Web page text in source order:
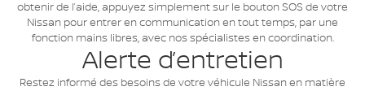
obtenir de l’aide, appuyez simplement sur le bouton SOS de votre
Nissan pour entrer en communication en tout temps, par une
fonction mains libres, avec nos spécialistes en coordination.
Alerte d’entretien
Restez informé des besoins de votre véhicule Nissan en matière